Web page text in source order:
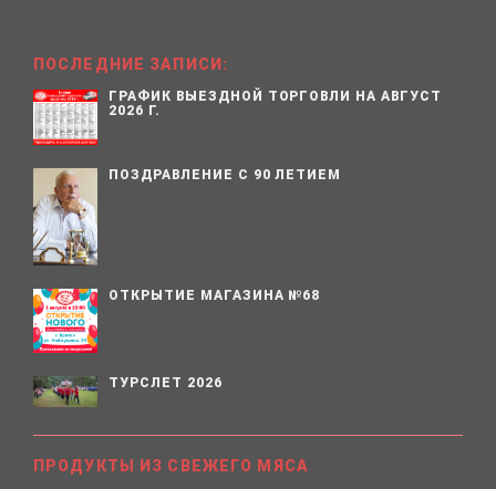
ПОСЛЕДНИЕ ЗАПИСИ:
ГРАФИК ВЫЕЗДНОЙ ТОРГОВЛИ НА АВГУСТ
2026 Г.
ПОЗДРАВЛЕНИЕ С 90 ЛЕТИЕМ
ОТКРЫТИЕ МАГАЗИНА №68
ТУРСЛЕТ 2026
ПРОДУКТЫ ИЗ СВЕЖЕГО МЯСА